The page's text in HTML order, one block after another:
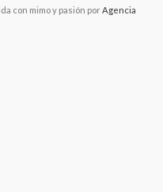
con mimo y pasión porAgencia